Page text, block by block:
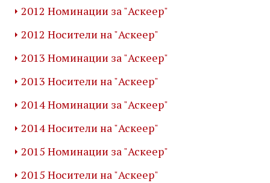
2012 Номинации за "Аскеер"
2012 Носители на "Аскеер"
2013 Номинации за "Аскеер"
2013 Носители на "Аскеер"
2014 Номинации за "Аскеер"
2014 Носители на "Аскеер"
2015 Номинации за "Аскеер"
2015 Носители на "Аскеер"